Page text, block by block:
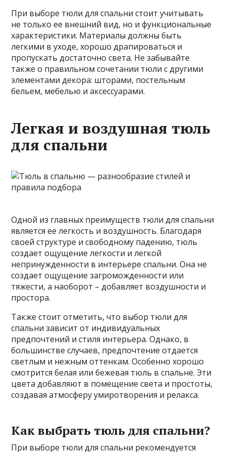
При выборе тюли для спальни стоит учитывать
не только ее внешний вид, но и функциональные
характеристики. Материалы должны быть
легкими в уходе, хорошо драпироваться и
пропускать достаточно света. Не забывайте
также о правильном сочетании тюли с другими
элементами декора: шторами, постельным
бельем, мебелью и аксессуарами.
Легкая и воздушная тюль
для спальни
Одной из главных преимуществ тюли для спальни
является ее легкость и воздушность. Благодаря
своей структуре и свободному падению, тюль
создает ощущение легкости и легкой
непринужденности в интерьере спальни. Она не
создает ощущение загроможденности или
тяжести, а наоборот – добавляет воздушности и
простора.
Также стоит отметить, что выбор тюли для
спальни зависит от индивидуальных
предпочтений и стиля интерьера. Однако, в
большинстве случаев, предпочтение отдается
светлым и нежным оттенкам. Особенно хорошо
смотрится белая или бежевая тюль в спальне. Эти
цвета добавляют в помещение света и простоты,
создавая атмосферу умиротворения и релакса.
Как выбрать тюль для спальни?
При выборе тюли для спальни рекомендуется